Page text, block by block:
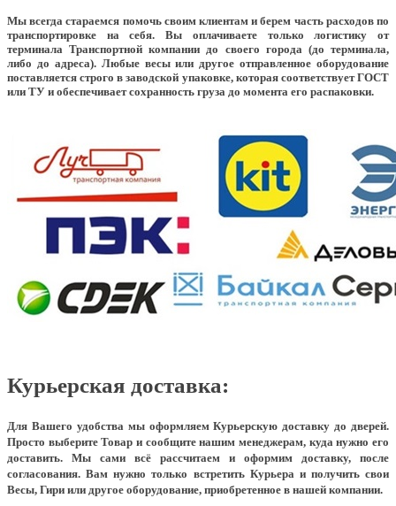
Мы всегда стараемся помочь своим клиентам и берем часть расходов по
транспортировке на себя. Вы оплачиваете только логистику от
терминала Транспортной компании до своего города (до терминала,
либо до адреса). Любые весы или другое отправленное оборудование
поставляется строго в заводской упаковке, которая соответствует ГОСТ
или ТУ и обеспечивает сохранность груза до момента его распаковки.
Курьерская доставка:
Для Вашего удобства мы оформляем Курьерскую доставку до дверей.
Просто выберите Товар и сообщите нашим менеджерам, куда нужно его
доставить. Мы сами всё рассчитаем и оформим доставку, после
согласования. Вам нужно только встретить Курьера и получить свои
Весы, Гири или другое оборудование, приобретенное в нашей компании.